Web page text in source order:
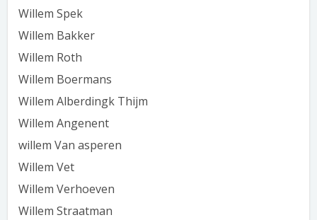
Willem Spek
Willem Bakker
Willem Roth
Willem Boermans
Willem Alberdingk Thijm
Willem Angenent
willem Van asperen
Willem Vet
Willem Verhoeven
Willem Straatman